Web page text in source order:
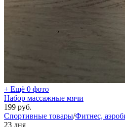
+ Ещё 0 фото
Набор массажные мячи
199 руб.
Спортивные товары/Фитнес,
23 дня